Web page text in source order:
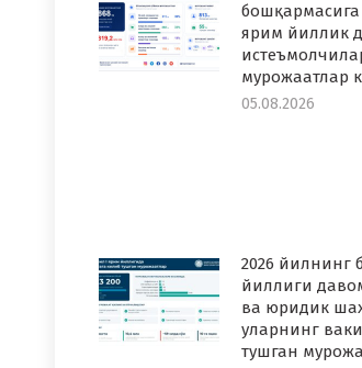
бошқармасига
ярим йиллик
мурожаатлар
05.08.2026
2026 йилнинг
йиллиги
ва юридик
уларнинг
тушган